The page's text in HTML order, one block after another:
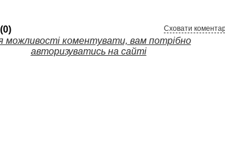
Сховати
можливості коментувати, вам потрібно
авторизуватись на сайті